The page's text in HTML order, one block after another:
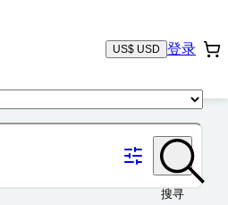
US$ USD 登录
搜寻